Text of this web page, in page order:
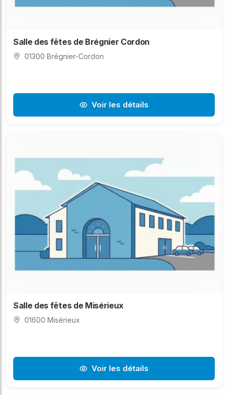
Salle des fêtes de Brégnier Cordon
01300 Brégnier-Cordon
Voir les détails
Salle des fêtes de Misérieux
01600 Misérieux
Voir les détails